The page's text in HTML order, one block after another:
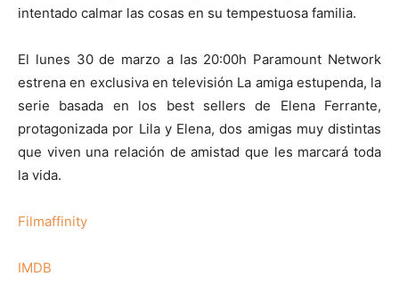
intentado calmar las cosas en su tempestuosa familia.
El lunes 30 de marzo a las 20:00h Paramount Network
estrena en exclusiva en televisión La amiga estupenda, la
serie basada en los best sellers de Elena Ferrante,
protagonizada por Lila y Elena, dos amigas muy distintas
que viven una relación de amistad que les marcará toda
la vida.
Filmaffinity
IMDB